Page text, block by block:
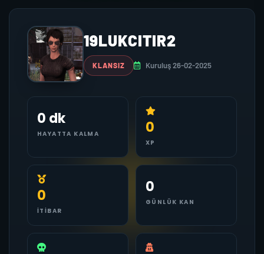
19LUKCITIR2
KLANSIZ Kuruluş 26-02-2025
0 dk
HAYATTA KALMA 0
XP
0
İTIBAR
0
GÜNLÜK KAN